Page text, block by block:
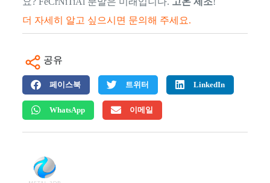
더 자세히 알고 싶으시면 문의해 주세요.
공유
페이스북 트위터 LinkedIn
WhatsApp 이메일